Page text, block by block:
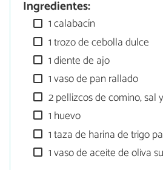
Ingredientes:
1 calabacín
1 trozo de cebolla dulce
1 diente de ajo
1 vaso de pan rallado
2 pellizcos de comino, sal
1 huevo
1 taza de harina de trigo
1 vaso de aceite de oliva